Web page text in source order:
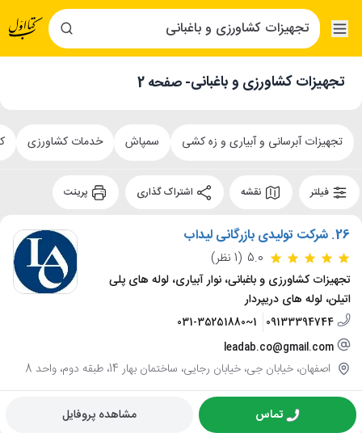
تجهیزات کشاورزی و باغبانی- صفحه 2
تجهیزات آبرسانی و آبیاری و زه کشی سمپاش خدمات کشاورزی
فیلتر نقشه
26. شرکت تولیدی بازرگانی لیداب
5.0 (1 نظر)
تجهیزات کشاورزی و باغبانی، نوار آبیاری، لوله های پلی
اتیلن، لوله های دریپردار
09133394744
031-35251880~1
leadab.co@gmail.com
اصفهان، خیابان جی، خیابان رجایی، ساختمان بهار 14، طبقه دوم، واحد 8
تماس مشاهده پروفایل